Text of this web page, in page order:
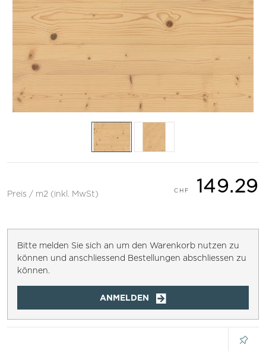
Preis / m2 (inkl. MwSt) 149.29
Bitte melden Sie sich an um den Warenkorb nutzen zu
können und anschliessend Bestellungen abschliessen zu
können.
ANMELDEN